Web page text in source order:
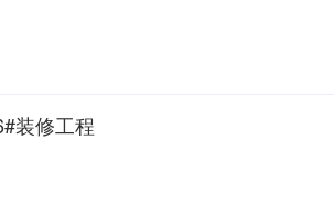
州昊方建筑工程有限公司，报价：4916.81690
装修工程